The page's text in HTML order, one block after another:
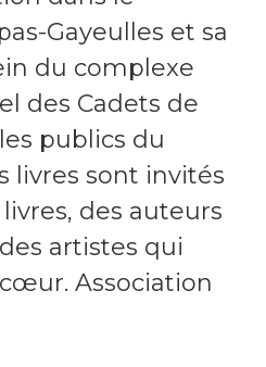
Gayeulles et sa
du complexe
des Cadets de
publics du
livres sont invités
des auteurs
artistes qui
Association